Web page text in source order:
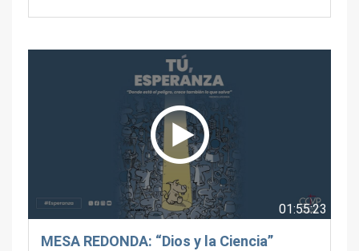
01:55:23
MESA REDONDA: “Dios y la Ciencia”